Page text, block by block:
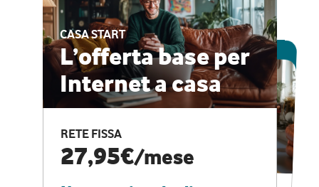
CASA START
L’offerta base per
Internet a casa
RETE FISSA
27,95€/mese
ESCLUSIVA ONLINE
CASA PRO
Internet veloce e
vantaggi speciali